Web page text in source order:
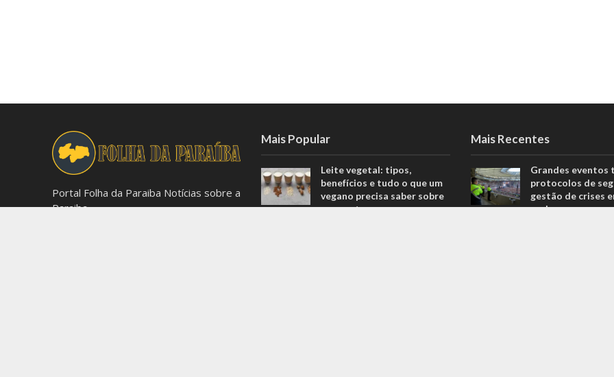
Portal Folha da Paraiba Notícias sobre a
Paraiba
Mais Popular
Leite vegetal: tipos,
benefícios e tudo o que um
vegano precisa saber sobre
o assunto
Mais Recentes
Grandes eventos
protocolos de
gestão de crises
real